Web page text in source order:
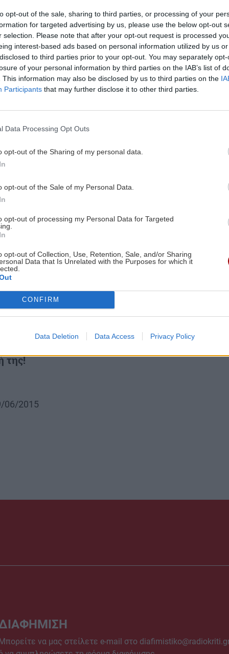
opt-out of the sale, sharing to third parties, or processing of your
for targeted advertising by us, please use the below opt-out
selection. Please note that after your opt-out request is processed
interest-based ads based on personal information utilized by us
to third parties prior to your opt-out. You may separately
of your personal information by third parties on the IAB’s list of
This information may also be disclosed by us to third parties on the
Participants that may further disclose it to other third parties.
Data Processing Opt Outs
opt-out of the Sharing of my personal data.
opt-out of the Sale of my Personal Data.
opt-out of processing my Personal Data for Targeted
opt-out of Collection, Use, Retention, Sale, and/or Sharing
Data that Is Unrelated with the Purposes for which it
CONFIRM
Data Deletion Data Access Privacy Policy
τάσεις του TikTok.
02/2024
Body
Και ποια η εναλλακτική
κάνουμε χωρίς αυτήν.
21:12 | 03/05/2023
«κέτσαπ»
κέτσαπ των
ίδια.
Image
ΠΕΡΙΕΡΓΑ -
Κέτσαπ: Πριν
ολότελα
Δε θα πιστεύετε
10:31 | 27/12/
ΠΑΡΑΞΕΝΑ
Σκηνοθέτησε το
της!
06/2015
να μας στείλετε e-mail στο